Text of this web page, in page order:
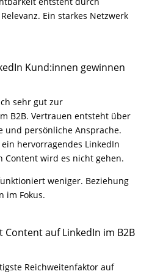
Ein starkes Netzwerk
Kund:innen gewinnen
sehr gut zur
B2B. Vertrauen entsteht über
und persönliche Ansprache.
hervorragendes LinkedIn
Content wird es nicht gehen.
weniger. Beziehung
im Fokus.
Content auf LinkedIn im B2B
Reichweitenfaktor auf